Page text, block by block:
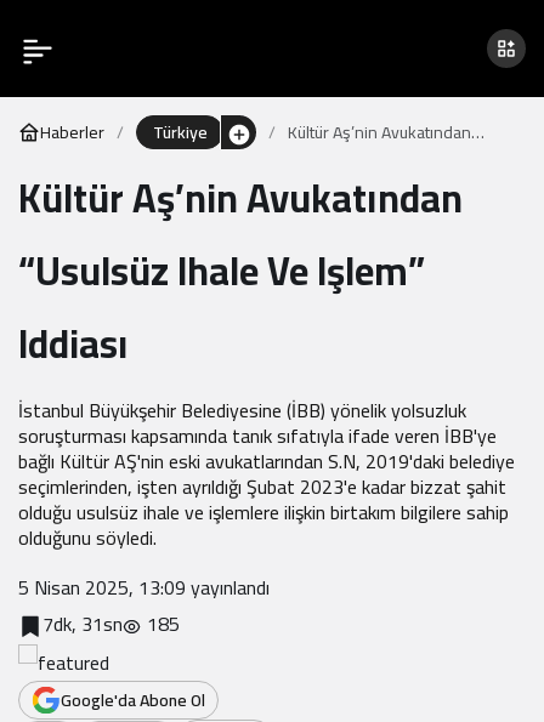
Haberler Türkiye
Kültür Aş’nin Avukatından
Kültür Aş’nin Avukatından
“Usulsüz Ihale Ve Işlem”
Iddiası
İstanbul Büyükşehir Belediyesine (İBB) yönelik yolsuzluk
soruşturması kapsamında tanık sıfatıyla ifade veren İBB'ye
bağlı Kültür AŞ'nin eski avukatlarından S.N, 2019'daki belediye
seçimlerinden, işten ayrıldığı Şubat 2023'e kadar bizzat şahit
olduğu usulsüz ihale ve işlemlere ilişkin birtakım bilgilere sahip
olduğunu söyledi.
5 Nisan 2025, 13:09yayınlandı
7dk, 31sn
185
Google'da Abone Ol